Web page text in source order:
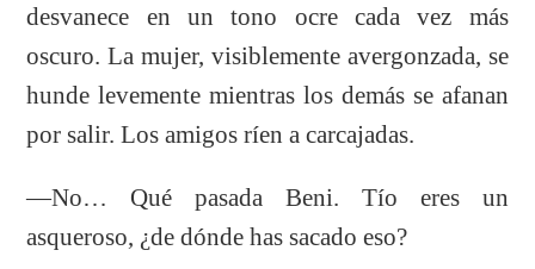
desvanece en un tono ocre cada vez más
oscuro. La mujer, visiblemente avergonzada, se
hunde levemente mientras los demás se afanan
por salir. Los amigos ríen a carcajadas.
—No… Qué pasada Beni. Tío eres un
asqueroso, ¿de dónde has sacado eso?